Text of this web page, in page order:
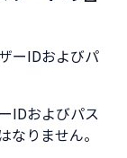
ーIDおよびパ
IDおよびパス
りません。